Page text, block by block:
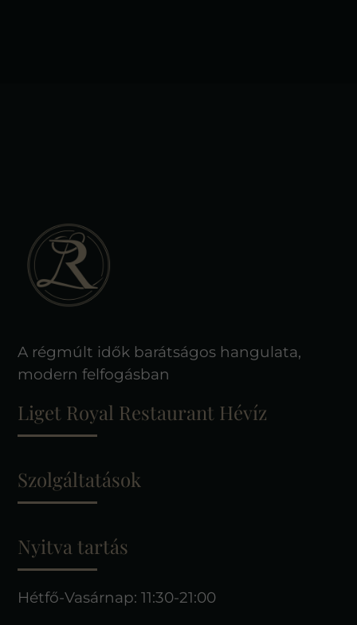
A régmúlt idők barátságos hangulata,
modern felfogásban
Liget Royal Restaurant Hévíz
Szolgáltatások
Nyitva tartás
Hétfő-Vasárnap: 11:30-21:00